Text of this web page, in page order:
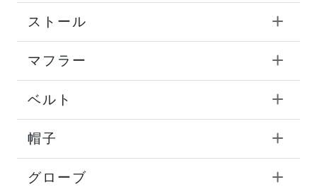
ストール
マフラー
ベルト
帽子
グローブ